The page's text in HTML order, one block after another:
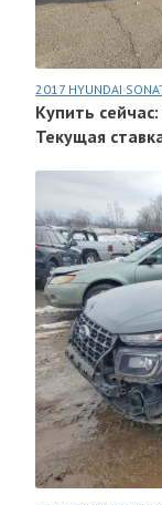
2017 HYUNDAI
Купить
Текущая